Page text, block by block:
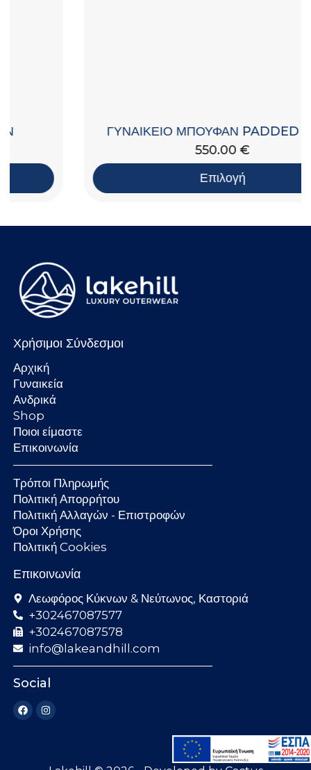
ΓΥΝΑΙΚΕΙΟ ΜΠΟΥΦΑΝ PADDED ΜΕ ΚΟΥΚΟΥΛΑ
Χρήσιμοι Σύνδεσμοι
Αρχική
Γυναικεία
Ανδρικά
Shop
Ποιοι είμαστε
Επικοινωνία
Τρόποι Πληρωμής
Πολιτική Απορρήτου
Πολιτική Αλλαγών - Επιστροφών
Όροι Χρήσης
Πολιτική Cookies
Επικοινωνία
Λεωφόρος Κύκνων & Νεύτωνος, Καστοριά
+302467087577
+302467087578
info@lakeandhill.com
Social